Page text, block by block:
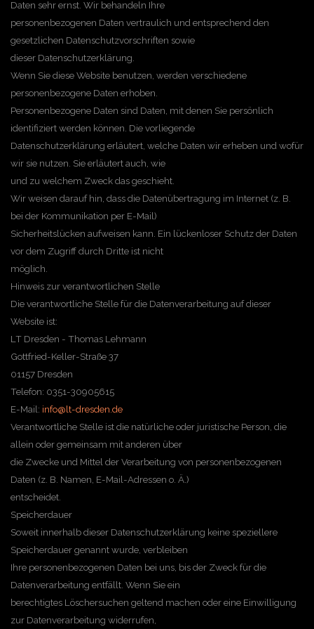
Daten sehr ernst. Wir behandeln Ihre
personenbezogenen Daten vertraulich und entsprechend den
gesetzlichen Datenschutzvorschriften sowie
dieser Datenschutzerklärung.
Wenn Sie diese Website benutzen, werden verschiedene
personenbezogene Daten erhoben.
Personenbezogene Daten sind Daten, mit denen Sie persönlich
identifiziert werden können. Die vorliegende
Datenschutzerklärung erläutert, welche Daten wir erheben und wofür
wir sie nutzen. Sie erläutert auch, wie
und zu welchem Zweck das geschieht.
Wir weisen darauf hin, dass die Datenübertragung im Internet (z. B.
bei der Kommunikation per E-Mail)
Sicherheitslücken aufweisen kann. Ein lückenloser Schutz der Daten
vor dem Zugriff durch Dritte ist nicht
möglich.
Hinweis zur verantwortlichen Stelle
Die verantwortliche Stelle für die Datenverarbeitung auf dieser
Website ist:
LT Dresden - Thomas Lehmann
Gottfried-Keller-Straße 37
01157 Dresden
Telefon: 0351-30905615
E-Mail: info@lt-dresden.de
Verantwortliche Stelle ist die natürliche oder juristische Person, die
allein oder gemeinsam mit anderen über
die Zwecke und Mittel der Verarbeitung von personenbezogenen
Daten (z. B. Namen, E-Mail-Adressen o. Ä.)
entscheidet.
Speicherdauer
Soweit innerhalb dieser Datenschutzerklärung keine speziellere
Speicherdauer genannt wurde, verbleiben
Ihre personenbezogenen Daten bei uns, bis der Zweck für die
Datenverarbeitung entfällt. Wenn Sie ein
berechtigtes Löschersuchen geltend machen oder eine Einwilligung
zur Datenverarbeitung widerrufen,